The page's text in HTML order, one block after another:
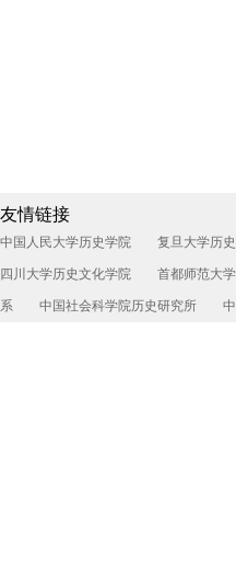
友情链接
中国人民大学历史学院 复旦大学历
四川大学历史文化学院 首都师范大
系 中国社会科学院历史研究所